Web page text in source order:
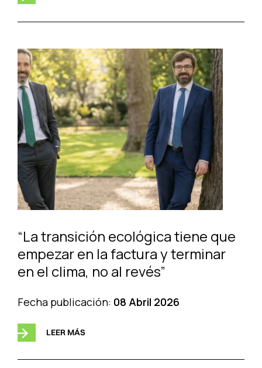
“La transición ecológica tiene que
empezar en la factura y terminar
en el clima, no al revés”
Fecha publicación: 08 Abril 2026
LEER MÁS